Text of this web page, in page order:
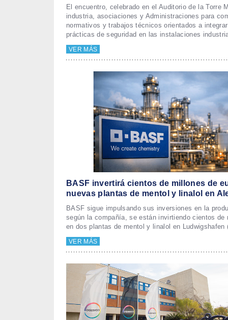
El encuentro, celebrado en el Auditorio de la Torre
industria, asociaciones y Administraciones para
normativos y trabajos técnicos orientados a
prácticas de seguridad en las instalaciones
VER MÁS
BASF invertirá cientos de millones de
nuevas plantas de mentol y linalol en
BASF sigue impulsando sus inversiones en la
según la compañía, se están invirtiendo cientos de
en dos plantas de mentol y linalol en Ludwigshafen
VER MÁS